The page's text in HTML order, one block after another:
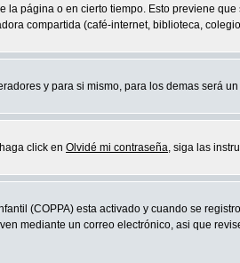
página o en cierto tiempo. Esto previene
compartida (café-internet, biblioteca,
y para si mismo, para los demas será
click en Olvidé mi contraseña, siga las
(COPPA) esta activado y cuando se
mediante un correo electrónico, asi que